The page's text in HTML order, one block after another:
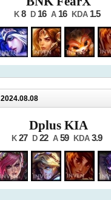
K 8 D 16 A 16 KDA 1.5
2024.08.08
Dplus KIA
K 27 D 22 A 59 KDA 3.9